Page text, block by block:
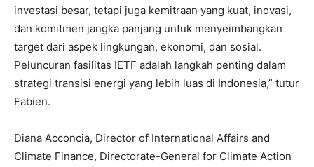
investasi besar, tetapi juga kemitraan yang kuat, inovasi,
dan komitmen jangka panjang untuk menyeimbangkan
target dari aspek lingkungan, ekonomi, dan sosial.
Peluncuran fasilitas IETF adalah langkah penting dalam
strategi transisi energi yang lebih luas di Indonesia,” tutur
Fabien.
Diana Acconcia, Director of International Affairs and
Climate Finance, Directorate-General for Climate Action